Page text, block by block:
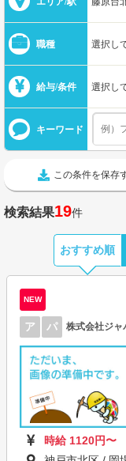
職種 選択し
給与/条件 選択し
キーワード
この条件を保存
検索結果19件
おすすめ順
NEW
ア パ 株式会社ジャ
時給 1120円〜